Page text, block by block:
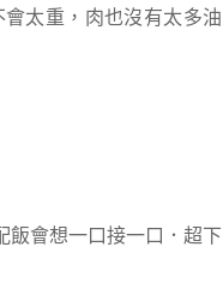
太重，肉也沒有太多油
飯會想一口接一口．超下